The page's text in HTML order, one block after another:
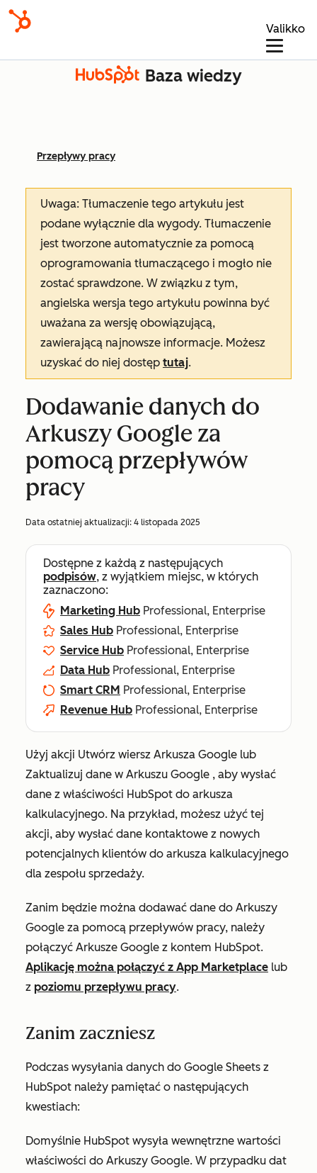
Valikko
Baza wiedzy
Przepływy pracy
Uwaga: Tłumaczenie tego artykułu jest
podane wyłącznie dla wygody. Tłumaczenie
jest tworzone automatycznie za pomocą
oprogramowania tłumaczącego i mogło nie
zostać sprawdzone. W związku z tym,
angielska wersja tego artykułu powinna być
uważana za wersję obowiązującą,
zawierającą najnowsze informacje. Możesz
uzyskać do niej dostęp tutaj.
Dodawanie danych do
Arkuszy Google za
pomocą przepływów
pracy
Data ostatniej aktualizacji: 4 listopada 2025
Dostępne z każdą z następujących
podpisów, z wyjątkiem miejsc, w których
zaznaczono:
Marketing Hub Professional, Enterprise
Sales Hub Professional, Enterprise
Service Hub Professional, Enterprise
Data Hub Professional, Enterprise
Smart CRM Professional, Enterprise
Revenue Hub Professional, Enterprise
Użyj akcji Utwórz wiersz Arkusza Google lub
Zaktualizuj dane w Arkuszu Google , aby wysłać
dane z właściwości HubSpot do arkusza
kalkulacyjnego. Na przykład, możesz użyć tej
akcji, aby wysłać dane kontaktowe z nowych
potencjalnych klientów do arkusza kalkulacyjnego
dla zespołu sprzedaży.
Zanim będzie można dodawać dane do Arkuszy
Google za pomocą przepływów pracy, należy
połączyć Arkusze Google z kontem HubSpot.
Aplikację można połączyć z App Marketplace lub
z poziomu przepływu pracy.
Zanim zaczniesz
Podczas wysyłania danych do Google Sheets z
HubSpot należy pamiętać o następujących
kwestiach:
Domyślnie HubSpot wysyła wewnętrzne wartości
właściwości do Arkuszy Google. W przypadku dat